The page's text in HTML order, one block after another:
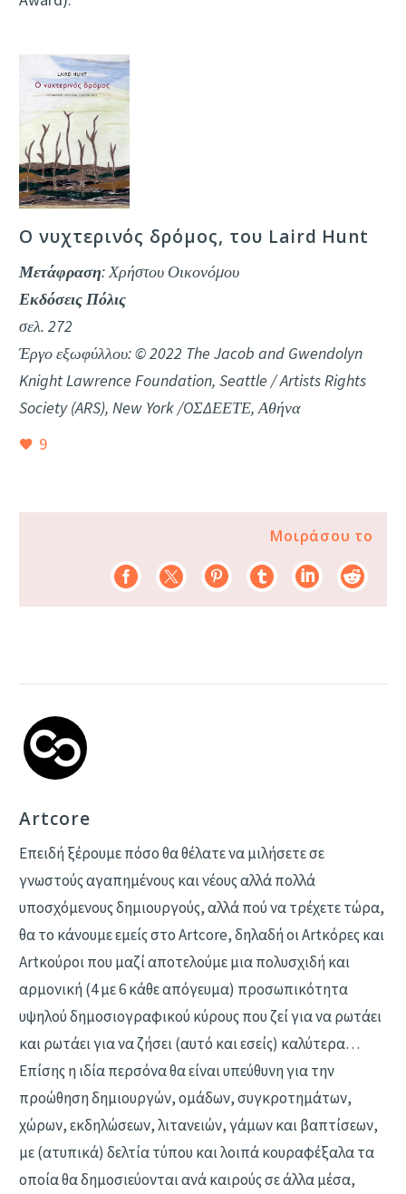
Ο νυχτερινός δρόμος, του Laird Hunt
Μετάφραση: Χρήστου Οικονόμου
Εκδόσεις Πόλις
σελ. 272
Έργο εξωφύλλου: © 2022 The Jacob and Gwendolyn
Knight Lawrence Foundation, Seattle / Artists Rights
Society (ARS), New York /OΣΔΕΕΤΕ, Αθήνα
9
Μοιράσου το
Artcore
Επειδή ξέρουμε πόσο θα θέλατε να μιλήσετε σε
γνωστούς αγαπημένους και νέους αλλά πολλά
υποσχόμενους δημιουργούς, αλλά πού να τρέχετε τώρα,
θα το κάνουμε εμείς στο Artcore, δηλαδή οι Αrtκόρες και
Artκούροι που μαζί αποτελούμε μια πολυσχιδή και
αρμονική (4 με 6 κάθε απόγευμα) προσωπικότητα
υψηλού δημοσιογραφικού κύρους που ζεί για να ρωτάει
και ρωτάει για να ζήσει (αυτό και εσείς) καλύτερα…
Επίσης η ιδία περσόνα θα είναι υπεύθυνη για την
προώθηση δημιουργών, ομάδων, συγκροτημάτων,
χώρων, εκδηλώσεων, λιτανειών, γάμων και βαπτίσεων,
με (ατυπικά) δελτία τύπου και λοιπά κουραφέξαλα τα
οποία θα δημοσιεύονται ανά καιρούς σε άλλα μέσα,